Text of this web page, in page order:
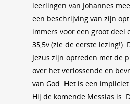
leerlingen van Johannes
een beschrijving van zijn
immers voor een groot deel
35,5v (zie de eerste lezing!).
Jezus zijn optreden met de
over het verlossende en
van God. Het is een impliciet
Hij de komende Messias is.